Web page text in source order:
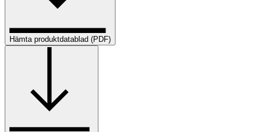
Hämta produktdatablad (PDF)